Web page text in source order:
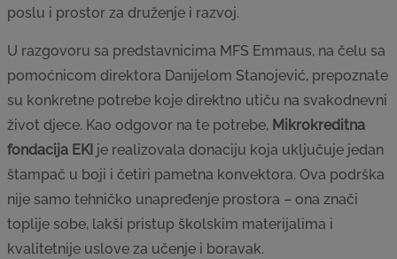
poslu i prostor za druženje i razvoj.
U razgovoru sa predstavnicima MFS Emmaus, na čelu sa
pomoćnicom direktora Danijelom Stanojević, prepoznate
su konkretne potrebe koje direktno utiču na svakodnevni
život djece. Kao odgovor na te potrebe, Mikrokreditna
fondacija EKI je realizovala donaciju koja uključuje jedan
štampač u boji i četiri pametna konvektora. Ova podrška
nije samo tehničko unapređenje prostora – ona znači
toplije sobe, lakši pristup školskim materijalima i
kvalitetnije uslove za učenje i boravak.